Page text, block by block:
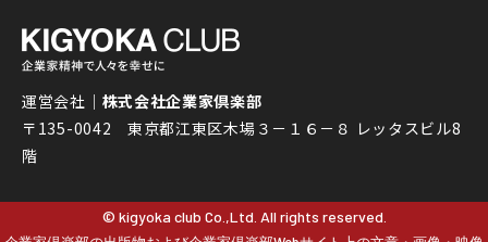
運営会社｜ 株式会社企業家倶楽部
〒135-0042 東京都江東区木場３－１６－８ レッタスビル8
階
© kigyoka club Co.,Ltd. All rights reserved.